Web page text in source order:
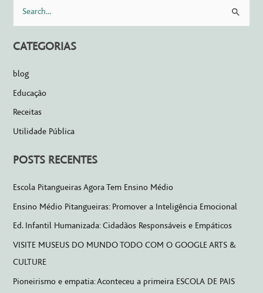
s
s
a
o
r
CATEGORIAS
blog
Educação
Receitas
Utilidade Pública
POSTS RECENTES
Escola Pitangueiras Agora Tem Ensino Médio
Ensino Médio Pitangueiras: Promover a Inteligência Emocional
Ed. Infantil Humanizada: Cidadãos Responsáveis ​​e Empáticos
VISITE MUSEUS DO MUNDO TODO COM O GOOGLE ARTS &
CULTURE
Pioneirismo e empatia: Aconteceu a primeira ESCOLA DE PAIS